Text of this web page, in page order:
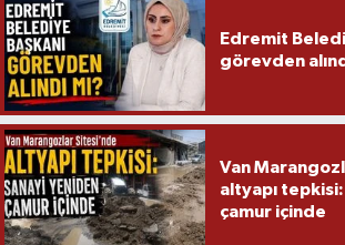
Edremit
görevden
Van
altyapı
çamur içinde